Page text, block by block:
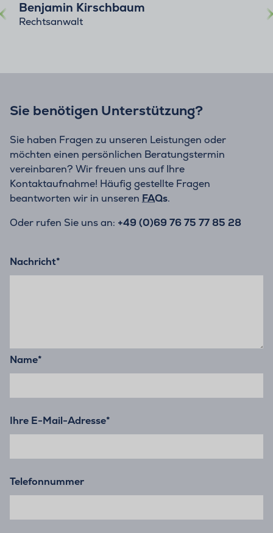
Benjamin Kirschbaum
Rechtsanwalt
Sie benötigen Unterstützung?
Sie haben Fragen zu unseren Leistungen oder
möchten einen persönlichen Beratungstermin
vereinbaren? Wir freuen uns auf Ihre
Kontaktaufnahme! Häufig gestellte Fragen
beantworten wir in unseren FAQs.
Oder rufen Sie uns an: +49 (0)69 76 75 77 85 28
Nachricht*
Name*
Ihre E-Mail-Adresse*
Telefonnummer